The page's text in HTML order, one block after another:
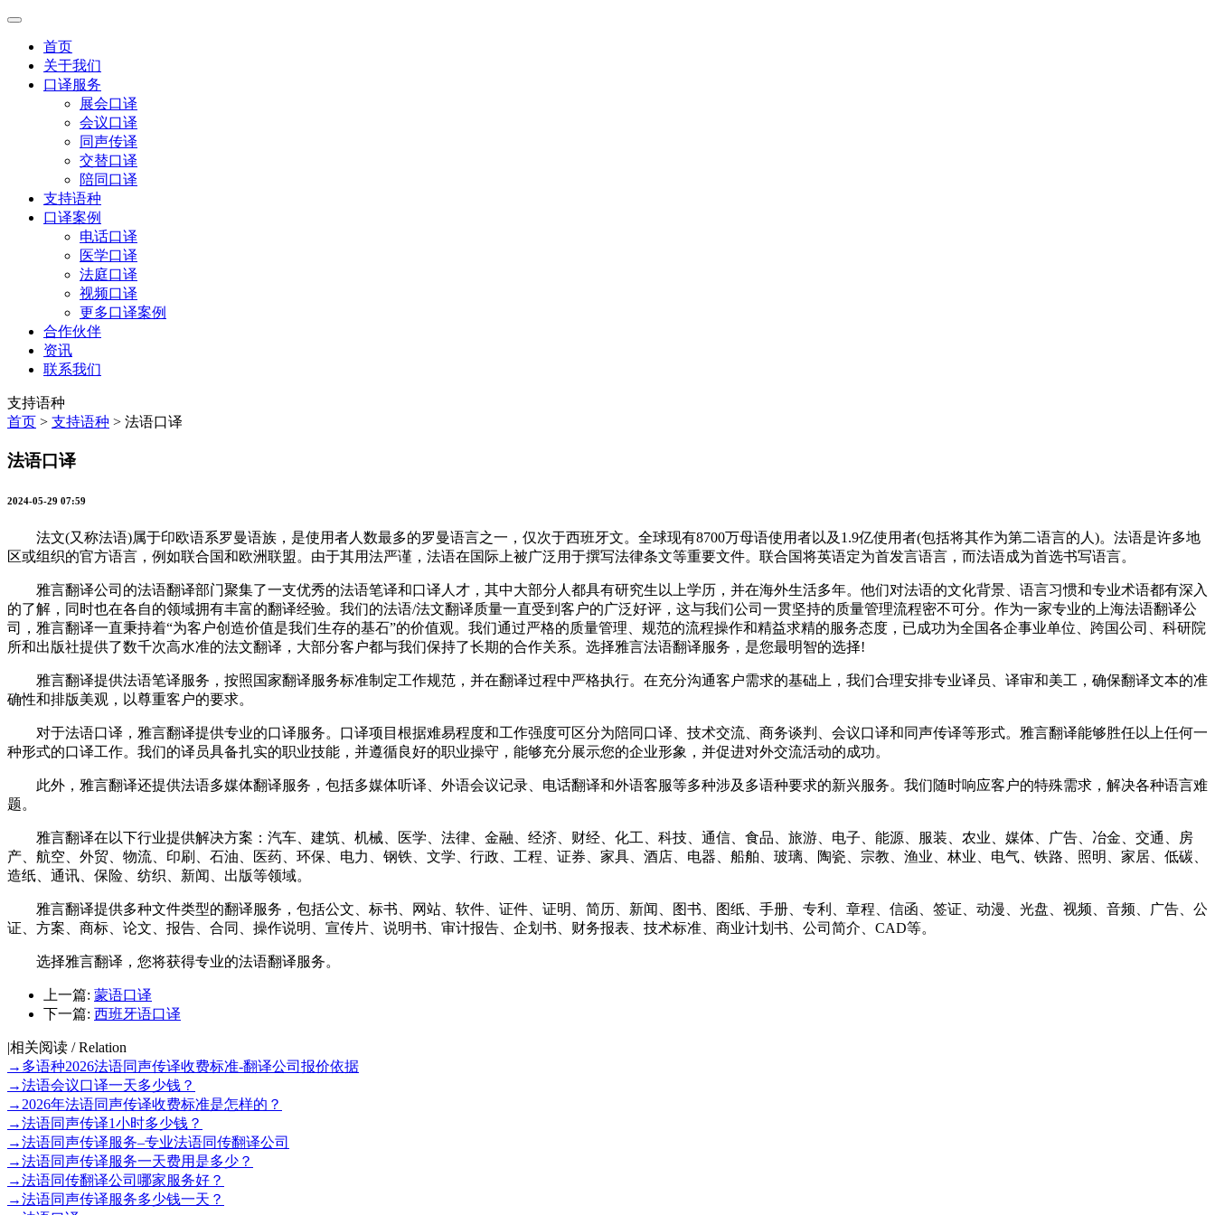
首页
关于我们
口译服务
展会口译
会议口译
同声传译
交替口译
陪同口译
支持语种
口译案例
电话口译
医学口译
法庭口译
视频口译
更多口译案例
合作伙伴
资讯
联系我们
支持语种
首页 > 支持语种 > 法语口译
法语口译
2024-05-29 07:59
法文(又称法语)属于印欧语系罗曼语族，是使用者人数最多的罗曼语言之一，仅次于西班牙文。全球现有8700万母语使用者以及1.9亿使用者(包括将其作为第二语言的人)。法语是许多地
区或组织的官方语言，例如联合国和欧洲联盟。由于其用法严谨，法语在国际上被广泛用于撰写法律条文等重要文件。联合国将英语定为首发言语言，而法语成为首选书写语言。
雅言翻译公司的法语翻译部门聚集了一支优秀的法语笔译和口译人才，其中大部分人都具有研究生以上学历，并在海外生活多年。他们对法语的文化背景、语言习惯和专业术语都有深入
的了解，同时也在各自的领域拥有丰富的翻译经验。我们的法语/法文翻译质量一直受到客户的广泛好评，这与我们公司一贯坚持的质量管理流程密不可分。作为一家专业的上海法语翻译公
司，雅言翻译一直秉持着“为客户创造价值是我们生存的基石”的价值观。我们通过严格的质量管理、规范的流程操作和精益求精的服务态度，已成功为全国各企事业单位、跨国公司、科研院
所和出版社提供了数千次高水准的法文翻译，大部分客户都与我们保持了长期的合作关系。选择雅言法语翻译服务，是您最明智的选择!
雅言翻译提供法语笔译服务，按照国家翻译服务标准制定工作规范，并在翻译过程中严格执行。在充分沟通客户需求的基础上，我们合理安排专业译员、译审和美工，确保翻译文本的准
确性和排版美观，以尊重客户的要求。
对于法语口译，雅言翻译提供专业的口译服务。口译项目根据难易程度和工作强度可区分为陪同口译、技术交流、商务谈判、会议口译和同声传译等形式。雅言翻译能够胜任以上任何一
种形式的口译工作。我们的译员具备扎实的职业技能，并遵循良好的职业操守，能够充分展示您的企业形象，并促进对外交流活动的成功。
此外，雅言翻译还提供法语多媒体翻译服务，包括多媒体听译、外语会议记录、电话翻译和外语客服等多种涉及多语种要求的新兴服务。我们随时响应客户的特殊需求，解决各种语言难
题。
雅言翻译在以下行业提供解决方案：汽车、建筑、机械、医学、法律、金融、经济、财经、化工、科技、通信、食品、旅游、电子、能源、服装、农业、媒体、广告、冶金、交通、房
产、航空、外贸、物流、印刷、石油、医药、环保、电力、钢铁、文学、行政、工程、证券、家具、酒店、电器、船舶、玻璃、陶瓷、宗教、渔业、林业、电气、铁路、照明、家居、低碳、
造纸、通讯、保险、纺织、新闻、出版等领域。
雅言翻译提供多种文件类型的翻译服务，包括公文、标书、网站、软件、证件、证明、简历、新闻、图书、图纸、手册、专利、章程、信函、签证、动漫、光盘、视频、音频、广告、公
证、方案、商标、论文、报告、合同、操作说明、宣传片、说明书、审计报告、企划书、财务报表、技术标准、商业计划书、公司简介、CAD等。
选择雅言翻译，您将获得专业的法语翻译服务。
上一篇: 蒙语口译
下一篇: 西班牙语口译
|相关阅读 / Relation
→ 多语种2026法语同声传译收费标准-翻译公司报价依据
→法语会议口译一天多少钱？
→ 2026年法语同声传译收费标准是怎样的？
→法语同声传译1小时多少钱？
→法语同声传译服务–专业法语同传翻译公司
→法语同声传译服务一天费用是多少？
→法语同传翻译公司哪家服务好？
→法语同声传译服务多少钱一天？